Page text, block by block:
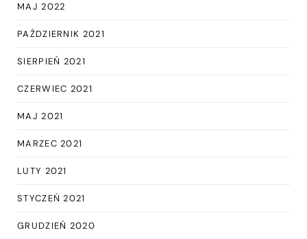
MAJ 2022
PAŹDZIERNIK 2021
SIERPIEŃ 2021
CZERWIEC 2021
MAJ 2021
MARZEC 2021
LUTY 2021
STYCZEŃ 2021
GRUDZIEŃ 2020